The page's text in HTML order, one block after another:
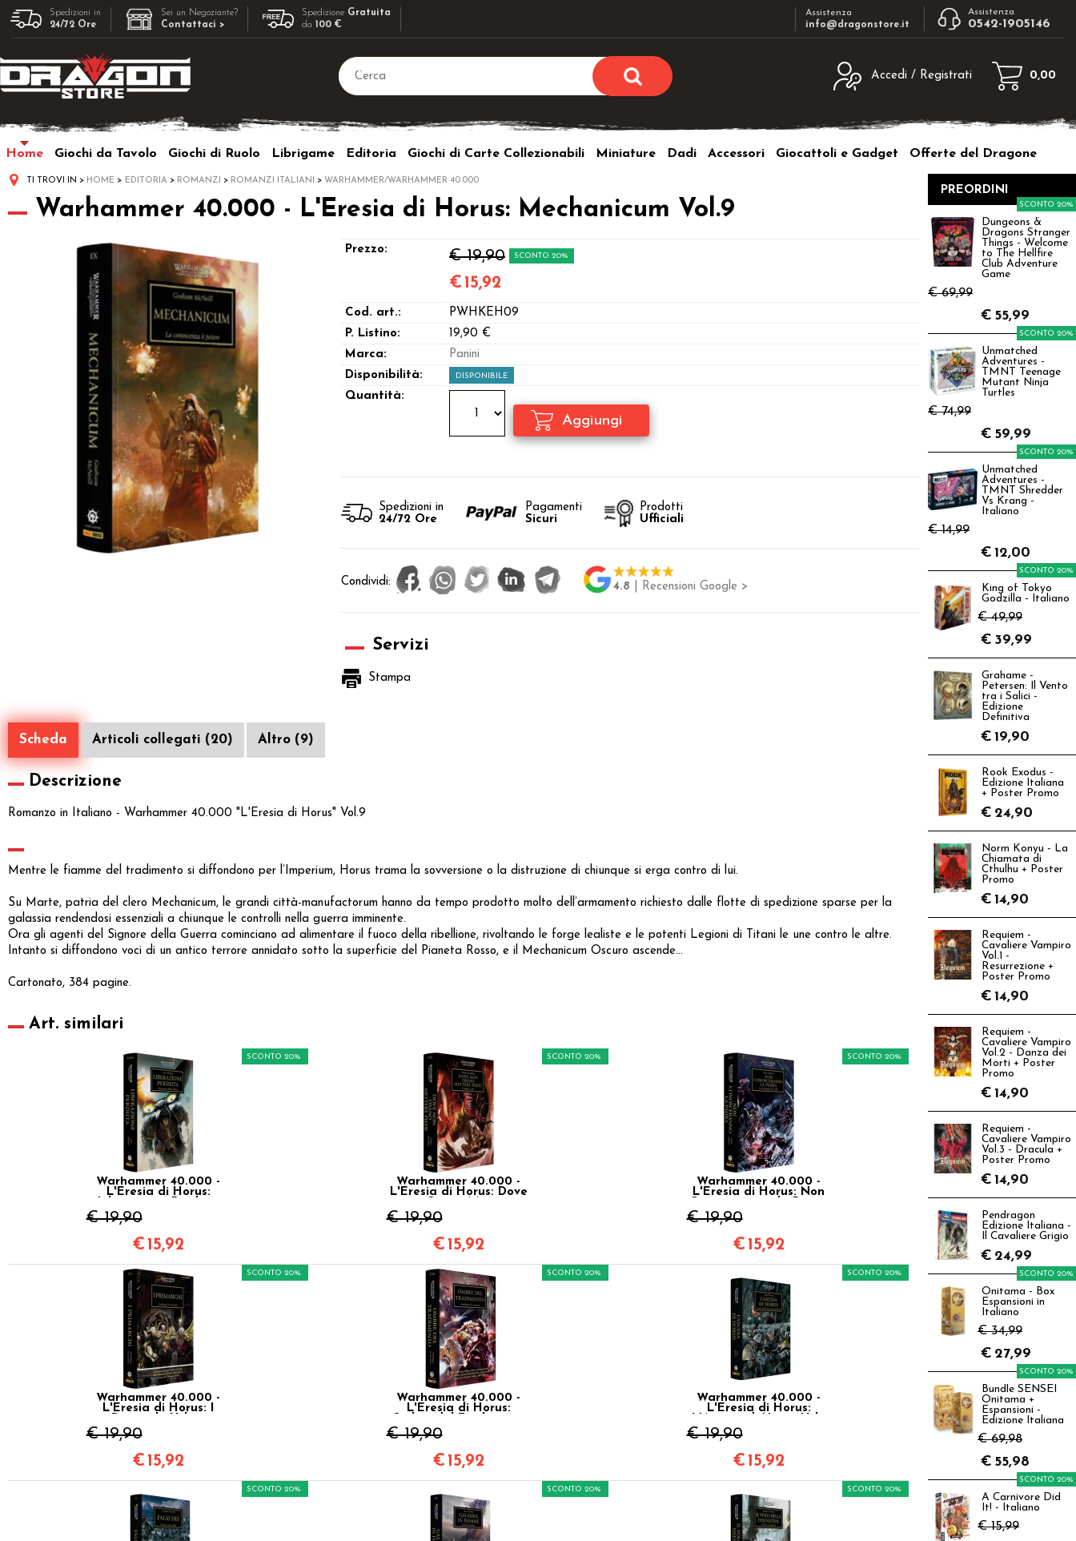
Spedizioni in
24/72 Ore
Sei un Negoziante?
Contattaci >
Spedizione Gratuita
da100 €
Assistenza
info@dragonstore.it
Assistenza
0542-1905146
Accedi / Registrati
utente e la password e poi clicca sul
Nome utente:
Password:
sito clicca sul pulsante "Registrati"
0,00
Home Giochi da Tavolo Giochi di Ruolo Librigame Editoria Giochi di Carte Collezionabili Miniature Dadi Accessori Giocattoli e Gadget Offerte del Dragone
TI TROVI IN HOME EDITORIA ROMANZI ROMANZI ITALIANI WARHAMMER/WARHAMMER 40.000
Warhammer 40.000 - L'Eresia di Horus: Mechanicum Vol.9
Prezzo: € 19,90 SCONTO 20%
€ 15,92
Cod. art.:
PWHKEH09
P. Listino:
19,90 €
Marca:
Panini
Disponibilità:
DISPONIBILE
Quantità:
Spedizioni in
24/72 Ore
Pagamenti
Sicuri
Prodotti
Ufficiali
Condividi: 4.8 | Recensioni Google >
Servizi
Stampa
Scheda Articoli collegati (20) Altro (9)
Descrizione
Romanzo in Italiano - Warhammer 40.000 "L'Eresia di Horus" Vol.9
Mentre le fiamme del tradimento si diffondono per l’Imperium, Horus trama la sovversione o la distruzione di chiunque si erga contro di lui.
Su Marte, patria del clero Mechanicum, le grandi città-manufactorum hanno da tempo prodotto molto dell’armamento richiesto dalle flotte di spedizione sparse per la
galassia rendendosi essenziali a chiunque le controlli nella guerra imminente.
Ora gli agenti del Signore della Guerra cominciano ad alimentare il fuoco della ribellione, rivoltando le forge lealiste e le potenti Legioni di Titani le une contro le altre.
Intanto si diffondono voci di un antico terrore annidato sotto la superficie del Pianeta Rosso, e il Mechanicum Oscuro ascende...
Cartonato, 384 pagine.
Art. similari
Warhammer 40.000 -
L'Eresia di Horus:
€ 19,90
SCONTO 20%
€ 15,92
Warhammer 40.000 -
L'Eresia di Horus: Dove
Piede Vol.21
€ 19,90
SCONTO 20%
€ 15,92
Warhammer 40.000 -
L'Eresia di Horus: Non
€ 19,90
SCONTO 20%
€ 15,92
Warhammer 40.000 -
L'Eresia di Horus: I
€ 19,90
SCONTO 20%
€ 15,92
Warhammer 40.000 -
L'Eresia di Horus:
Vol.22
€ 19,90
SCONTO 20%
€ 15,92
Warhammer 40.000 -
L'Eresia di Horus:
€ 19,90
SCONTO 20%
€ 15,92
SCONTO 20% SCONTO 20% SCONTO 20%
PREORDINI
Dungeons &
Dragons Stranger
Things - Welcome
to The Hellfire
Club Adventure
Game
€ 69,99
SCONTO 20%
€ 55,99
Unmatched
Adventures -
TMNT Teenage
Mutant Ninja
Turtles
€ 74,99
SCONTO 20%
€ 59,99
Unmatched
Adventures -
TMNT Shredder
Vs Krang -
Italiano
€ 14,99
SCONTO 20%
€ 12,00
King of Tokyo
Godzilla - Italiano
€ 49,99
SCONTO 20%
€ 39,99
Grahame -
Petersen: Il Vento
tra i Salici -
Edizione
Definitiva
€ 19,90
Rook Exodus -
Edizione Italiana
+ Poster Promo
€ 24,90
Norm Konyu - La
Chiamata di
Cthulhu + Poster
Promo
€ 14,90
Requiem -
Cavaliere Vampiro
Vol.1 -
Resurrezione +
Poster Promo
€ 14,90
Requiem -
Cavaliere Vampiro
Vol.2 - Danza dei
Morti + Poster
Promo
€ 14,90
Requiem -
Cavaliere Vampiro
Vol.3 - Dracula +
Poster Promo
€ 14,90
Pendragon
Edizione Italiana -
Il Cavaliere Grigio
€ 24,99
Onitama - Box
Espansioni in
Italiano
€ 34,99
SCONTO 20%
€ 27,99
Bundle SENSEI
Onitama +
Espansioni -
Edizione Italiana
€ 69,98
SCONTO 20%
€ 55,98
A Carnivore Did
It! - Italiano
€ 15,99
SCONTO 20%